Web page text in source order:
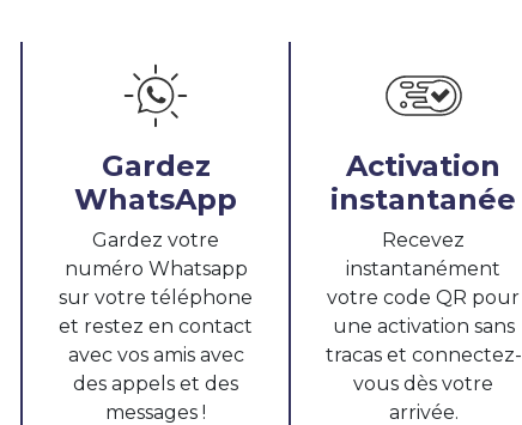
Gardez
WhatsApp
Gardez votre
numéro Whatsapp
sur votre téléphone
et restez en contact
avec vos amis avec
des appels et des
messages !
Activation
instantanée
Recevez
instantanément
votre code QR pour
une activation sans
tracas et connectez-
vous dès votre
arrivée.